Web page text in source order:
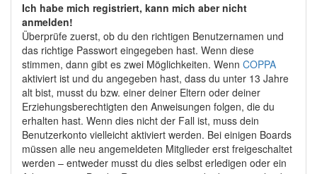
Ich habe mich registriert, kann mich aber nicht
anmelden!
Überprüfe zuerst, ob du den richtigen Benutzernamen und
das richtige Passwort eingegeben hast. Wenn diese
stimmen, dann gibt es zwei Möglichkeiten. Wenn COPPA
aktiviert ist und du angegeben hast, dass du unter 13 Jahre
alt bist, musst du bzw. einer deiner Eltern oder deiner
Erziehungsberechtigten den Anweisungen folgen, die du
erhalten hast. Wenn dies nicht der Fall ist, muss dein
Benutzerkonto vielleicht aktiviert werden. Bei einigen Boards
müssen alle neu angemeldeten Mitglieder erst freigeschaltet
werden – entweder musst du dies selbst erledigen oder ein